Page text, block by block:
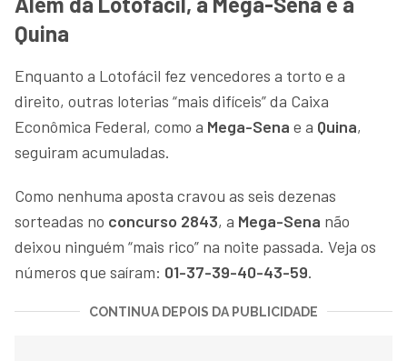
Quina
Enquanto a Lotofácil fez vencedores a torto e a
direito, outras loterias “mais difíceis” da Caixa
Econômica Federal, como a Mega-Sena e a Quina,
seguiram acumuladas.
Como nenhuma aposta cravou as seis dezenas
sorteadas no concurso 2843, a Mega-Sena não
deixou ninguém “mais rico” na noite passada. Veja os
números que saíram: 01-37-39-40-43-59.
CONTINUA DEPOIS DA PUBLICIDADE